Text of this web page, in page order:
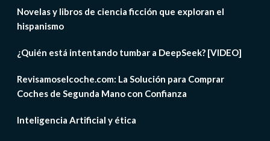
Novelas y libros de ciencia ficción que exploran el
hispanismo
¿Quién está intentando tumbar a DeepSeek? [VIDEO]
Revisamoselcoche.com: La Solución para Comprar
Coches de Segunda Mano con Confianza
Inteligencia Artificial y ética